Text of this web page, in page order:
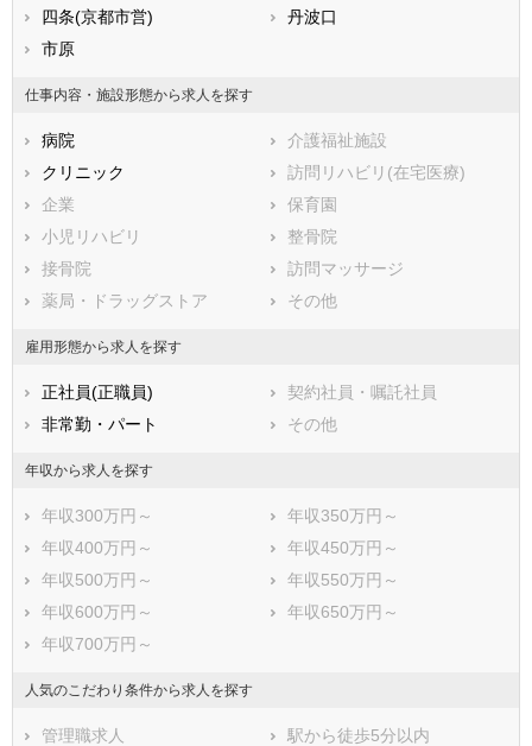
鹿児島県
福知山市
舞鶴市
綾部市
長岡京市
八幡市
京田辺市
京丹後市
南丹市
木津川市
乙訓郡大山崎町
久世郡久御山町
綴喜郡井手町
綴喜郡宇治田原町
相楽郡笠置町
相楽郡和束町
相楽郡精華町
与謝郡与謝野町
四条(京都市営)
丹波口
市原
仕事内容・施設形態から求人を探す
病院
介護福祉施設
クリニック
訪問リハビリ(在宅医療)
企業
保育園
小児リハビリ
整骨院
接骨院
訪問マッサージ
薬局・ドラッグストア
その他
雇用形態から求人を探す
正社員(正職員)
契約社員・嘱託社員
非常勤・パート
その他
年収から求人を探す
年収300万円～
年収350万円～
年収400万円～
年収450万円～
年収500万円～
年収550万円～
年収600万円～
年収650万円～
年収700万円～
人気のこだわり条件から求人を探す
管理職求人
駅から徒歩5分以内